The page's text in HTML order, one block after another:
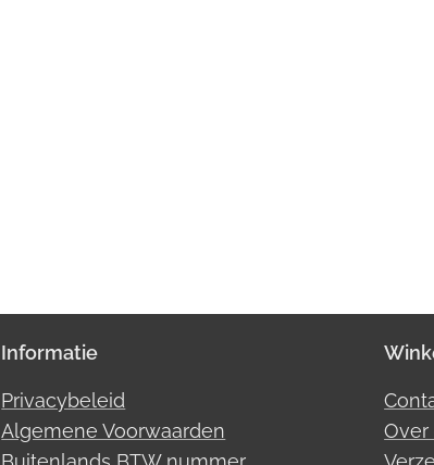
Informatie
Privacybeleid
Algemene Voorwaarden
Over